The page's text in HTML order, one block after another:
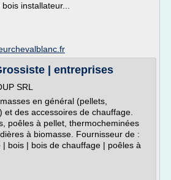
installateur...
| entreprises
SRL
en général (pellets,
et des accessoires de chauffage.
poêles à pellet, thermocheminées
à biomasse. Fournisseur de :
| bois | bois de chauffage | poêles à